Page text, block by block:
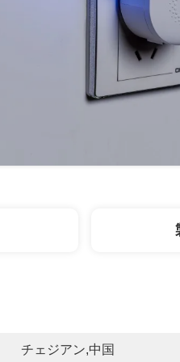
チェジアン,中国